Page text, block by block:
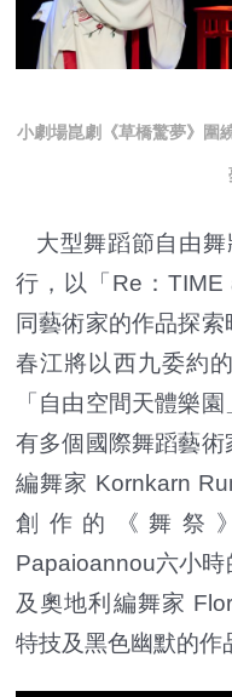
小劇場崑劇《草橋驚夢》圍
大型舞蹈節自由舞
行，以「Re：TIME
同藝術家的作品探
春江將以西九委約
「自由空間天體樂
有多個國際舞蹈藝
編舞家 Kornkarn
創作的《舞祭
Papaioannou六小時
及奧地利編舞家
特技及黑色幽默的作